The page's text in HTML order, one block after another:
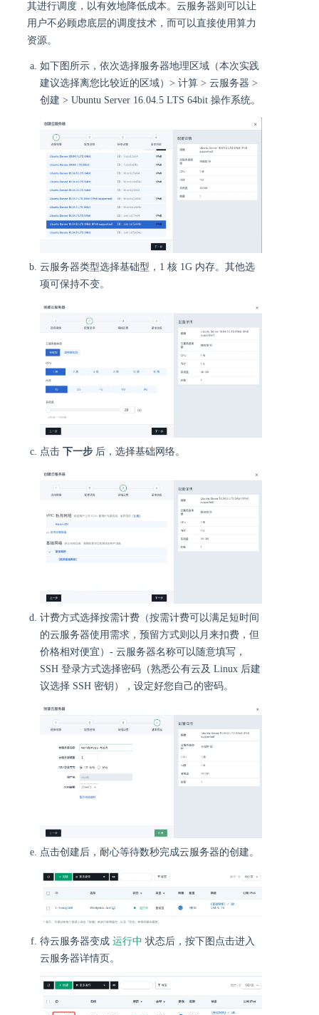
其进行调度，以有效地降低成本。云服务器则可以让
用户不必顾虑底层的调度技术，而可以直接使用算力
资源。
如下图所示，依次选择服务器地理区域（本次实践
建议选择离您比较近的区域）> 计算 > 云服务器 >
创建 > Ubuntu Server 16.04.5 LTS 64bit 操作系统。
云服务器类型选择基础型，1 核 1G 内存。其他选
项可保持不变。
点击 下一步 后，选择基础网络。
计费方式选择按需计费（按需计费可以满足短时间
的云服务器使用需求，预留方式则以月来扣费，但
价格相对便宜）- 云服务器名称可以随意填写，
SSH 登录方式选择密码（熟悉公有云及 Linux 后建
议选择 SSH 密钥），设定好您自己的密码。
点击创建后，耐心等待数秒完成云服务器的创建。
待云服务器变成 运行中 状态后，按下图点击进入
云服务器详情页。